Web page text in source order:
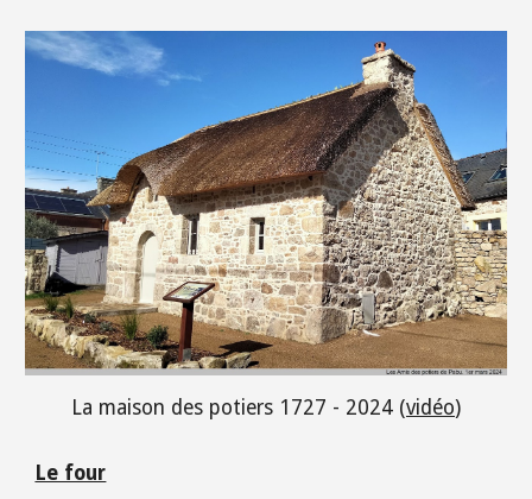
La maison des potiers 1727 - 2024 (vidéo)
Le four